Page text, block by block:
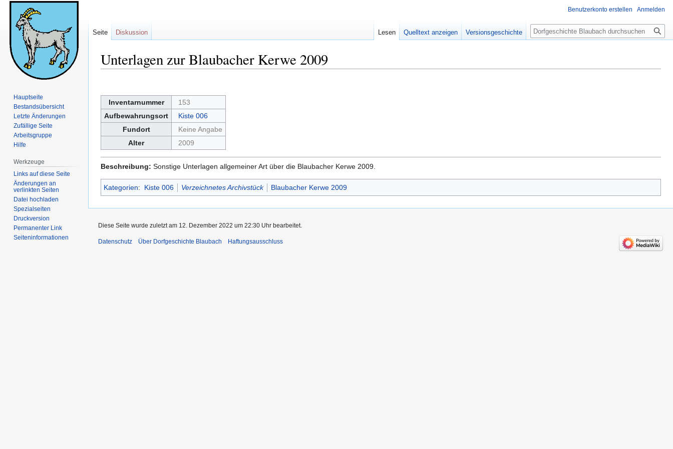
Unterlagen zur Blaubacher Kerwe 2009
Navigation
springen
Suche
springen
Inventarnummer
153
Aufbewahrungsort
Kiste 006
Fundort
Keine Angabe
Alter
2009
Beschreibung: Sonstige Unterlagen allgemeiner Art über die Blaubacher Kerwe 2009.
Kategorien: Kiste 006 Verzeichnetes Archivstück Blaubacher Kerwe 2009
Benutzerkonto erstellen Anmelden
Seite Diskussion Lesen Quelltext anzeigen Versionsgeschichte Suche
Hauptseite
Bestandsübersicht
Letzte Änderungen
Zufällige Seite
Arbeitsgruppe
Hilfe
Werkzeuge
Links auf diese Seite
Änderungen an
verlinkten Seiten
Datei hochladen
Spezialseiten
Druckversion
Permanenter Link
Seiten­informationen
Diese Seite wurde zuletzt am 12. Dezember 2022 um 22:30 Uhr bearbeitet.
Datenschutz Über Dorfgeschichte Blaubach Haftungsausschluss